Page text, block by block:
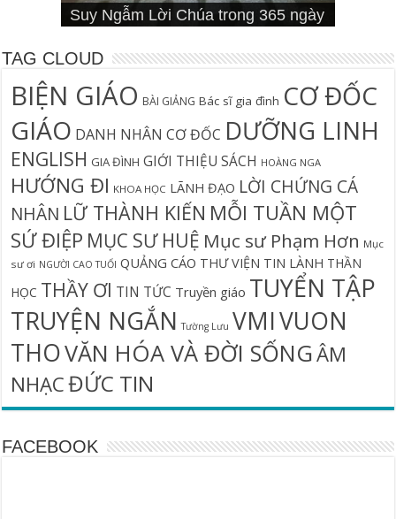
Suy Ngẫm Lời Chúa trong 365 ngày
Đối diện lương tâm
Thần học thay thế
hiệu đính)
Suy Ngẫm Lời Chúa 365 Ngày
Hội Thánh sẽ trải qua cơn đại nạn?
Câu Cá Và Đánh Lưới Người
Calling
Thiên Lộ Lịch Trình
Wiersbe
TAG CLOUD
BIỆN GIÁO BÀI GIẢNG Bác sĩ gia đình CƠ ĐỐC
GIÁO DANH NHÂN CƠ ĐỐC DƯỠNG LINH
ENGLISH GIA ĐÌNH GIỚI THIỆU SÁCH HOÀNG NGA
HƯỚNG ĐI KHOA HỌC LÃNH ĐẠO LỜI CHỨNG CÁ
NHÂN LỮ THÀNH KIẾN MỖI TUẦN MỘT
SỨ ĐIỆP MỤC SƯ HUỆ Mục sư Phạm Hơn Mục
sư ơi NGƯỜI CAO TUỔI QUẢNG CÁO THƯ VIỆN TIN LÀNH THẦN
HỌC THẦY ƠI TIN TỨC Truyền giáo TUYỂN TẬP
TRUYỆN NGẮN Tường Lưu VMIVUON
THOVĂN HÓA VÀ ĐỜI SỐNGÂM
NHẠCĐỨC TIN
FACEBOOK